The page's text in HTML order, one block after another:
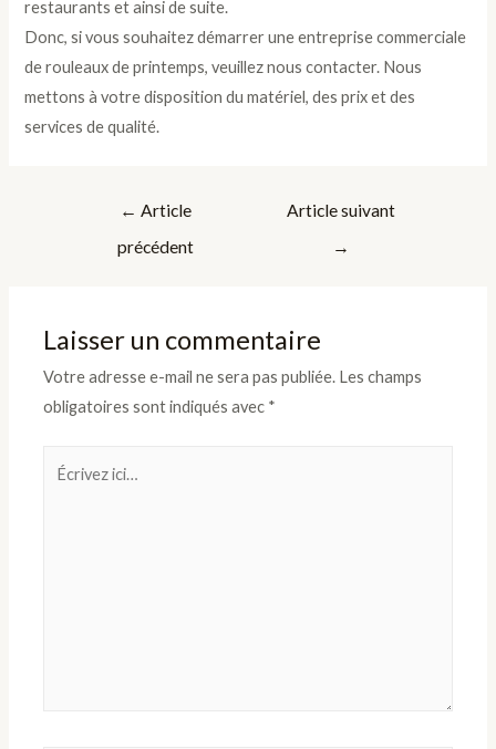
restaurants et ainsi de suite.
Donc, si vous souhaitez démarrer une entreprise commerciale
de rouleaux de printemps, veuillez nous contacter. Nous
mettons à votre disposition du matériel, des prix et des
services de qualité.
← Article
précédent
Article suivant
→
Laisser un commentaire
Votre adresse e-mail ne sera pas publiée. Les champs
obligatoires sont indiqués avec *